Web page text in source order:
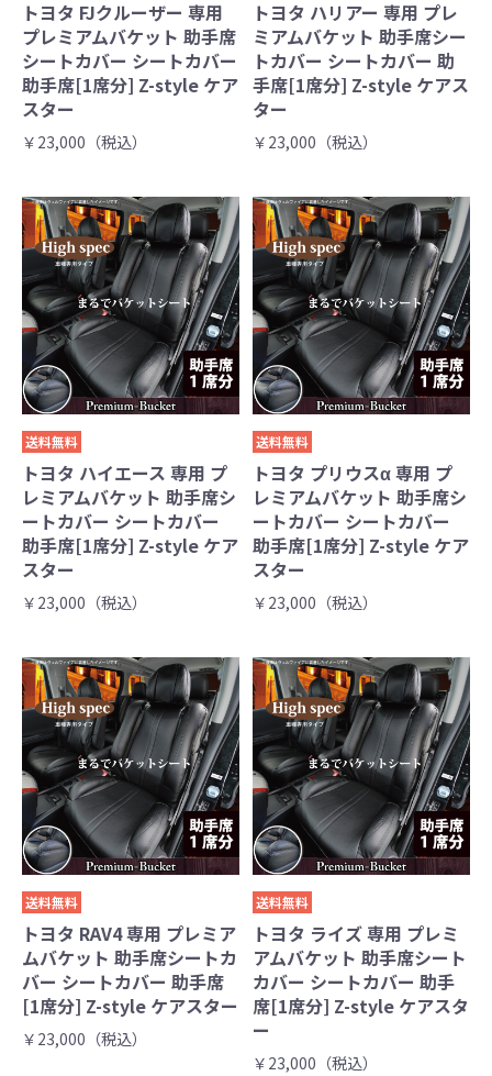
トヨタ FJクルーザー 専用
プレミアムバケット 助手席
シートカバー シートカバー
助手席[1席分] Z-style ケア
スター
￥23,000（税込）
トヨタ ハリアー 専用 プレ
ミアムバケット 助手席シー
トカバー シートカバー 助
手席[1席分] Z-style ケアス
ター
￥23,000（税込）
送料無料
トヨタ ハイエース 専用 プ
レミアムバケット 助手席シ
ートカバー シートカバー
助手席[1席分] Z-style ケア
スター
￥23,000（税込）
送料無料
トヨタ プリウスα 専用 プ
レミアムバケット 助手席シ
ートカバー シートカバー
助手席[1席分] Z-style ケア
スター
￥23,000（税込）
送料無料
トヨタ RAV4 専用 プレミア
ムバケット 助手席シートカ
バー シートカバー 助手席
[1席分] Z-style ケアスター
￥23,000（税込）
送料無料
トヨタ ライズ 専用 プレミ
アムバケット 助手席シート
カバー シートカバー 助手
席[1席分] Z-style ケアスタ
ー
￥23,000（税込）